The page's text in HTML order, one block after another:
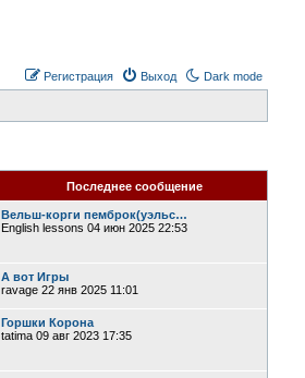
Dark mode
Выход
Регистрация
Последнее сообщение
Вельш-корги пемброк(уэльс…
English lessons 04 июн 2025 22:53
А вот Игры
ravage 22 янв 2025 11:01
Горшки Корона
tatima 09 авг 2023 17:35